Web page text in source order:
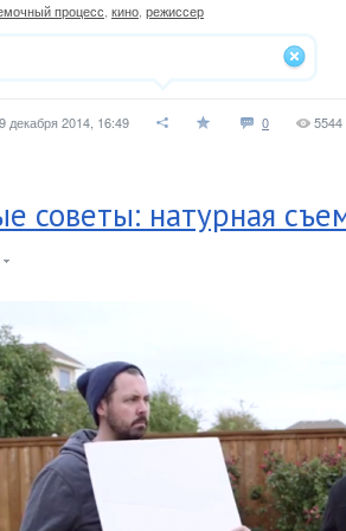
процесс кино режиссер
9 декабря 2014, 16:49 0 5544
советы: натурная